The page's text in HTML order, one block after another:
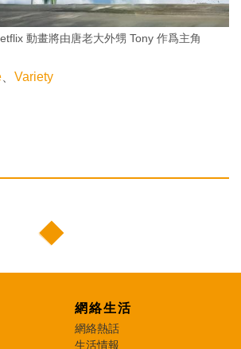
動畫將由唐老大外甥 Tony 作爲主角
Variety
網絡生活
網絡熱話
生活情報